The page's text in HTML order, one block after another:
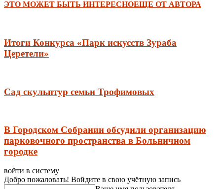
ЭТО МОЖЕТ БЫТЬ ИНТЕРЕСНОЕЩЕ ОТ АВТОРА
Итоги Конкурса «Парк искусств Зураба
Церетели»
Сад скульптур семьи Трофимовых
В Городском Собрании обсудили организацию
парковочного пространства в Больничном
городке
войти в систему
Добро пожаловать! Войдите в свою учётную запись